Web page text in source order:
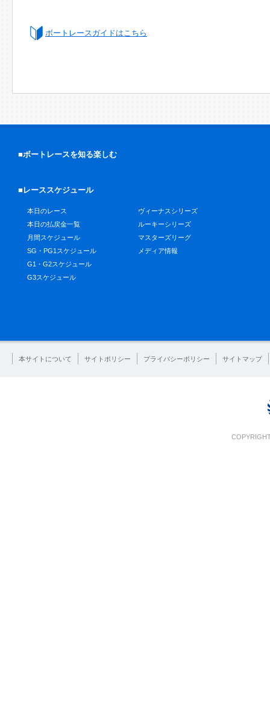
ボートレースガイドはこちら
■ボートレースを知る楽しむ
■レーススケジュール
本日のレース
本日の払戻金一覧
月間スケジュール
SG・PG1スケジュール
G1・G2スケジュール
G3スケジュール
ヴィーナスシリーズ
ルーキーシリーズ
マスターズリーグ
メディア情報
本サイトについて サイトポリシー プライバシーポリシー サイトマップ